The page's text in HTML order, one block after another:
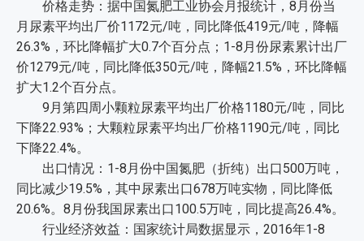
价格走势：据中国氮肥工业协会月报统计，8月份当
月尿素平均出厂价1172元/吨，同比降低419元/吨，降幅
26.3%，环比降幅扩大0.7个百分点；1-8月份尿素累计出厂
价1279元/吨，同比降低350元/吨，降幅21.5%，环比降幅
扩大1.2个百分点。
9月第四周小颗粒尿素平均出厂价格1180元/吨，同比
下降22.93%；大颗粒尿素平均出厂价格1190元/吨，同比
下降22.4%。
出口情况：1-8月份中国氮肥（折纯）出口500万吨，
同比减少19.5%，其中尿素出口678万吨实物，同比降低
20.6%。8月份我国尿素出口100.5万吨，同比提高26.4%。
行业经济效益：国家统计局数据显示，2016年1-8